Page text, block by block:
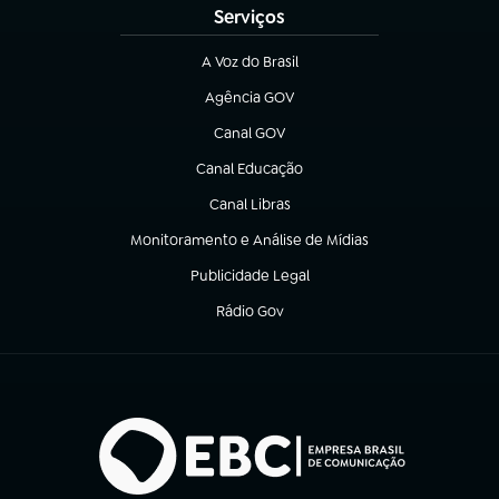
Serviços
A Voz do Brasil
(abre em nova aba)
Agência GOV
(abre em nova aba)
Canal GOV
(abre em nova aba)
Canal Educação
(abre em nova aba)
Canal Libras
(abre em nova aba)
Monitoramento e Análise de Mídias
(abre em nova aba)
Publicidade Legal
(abre em nova aba)
Rádio Gov
(abre em nova aba)